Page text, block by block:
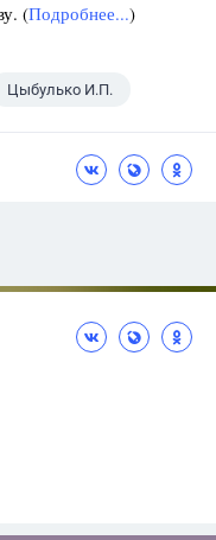
(Подробнее...)
Цыбулько И.П.